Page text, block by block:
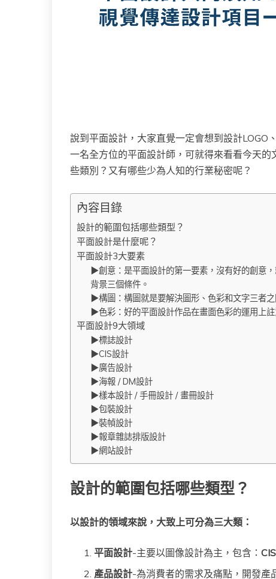
說到平面設計，大家直覺一定會想到設計LOGO
一名全方位的平面設計師，可就得來看看今天
些類別？又有哪些少為人知的行業秘密呢？
內容目錄
設計的範圍包括哪些類型？
平面設計是什麼呢？
平面設計3大要素
▶創意：是平面設計的第一要素，沒有好的創意
背景三個條件。
​​▶構圖：構圖就是要解決圖形、色彩和文字三者
▶色彩：好的平面設計作品在畫面色彩的運用上
平面設計9大領域
▶標誌設計
▶CIS設計
▶廣告設計
▶海報 / DM設計
▶樣本設計 / 手冊設計 / 畫冊設計
▶包裝設計
▶裝幀設計
▶報章雜誌排版設計
▶網站設計
設計的範圍包括哪些類型？
以設計的領域來說，大致上可分為三大類：
平面設計-主要以圖像設計為主，包含：
產品設計-為消費者的需求及痛點，開發產